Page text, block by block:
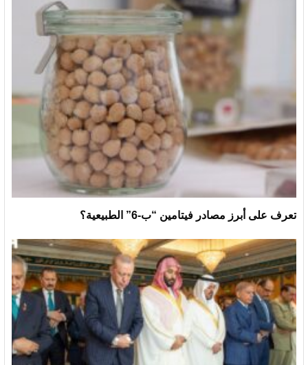
تعرف على أبرز مصادر فيتامين “ب-6” الطبيعية؟